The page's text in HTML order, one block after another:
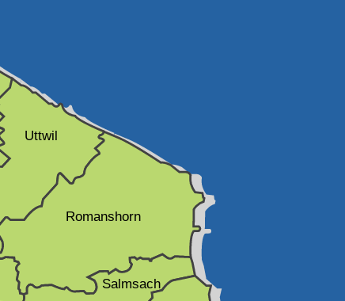
Uttwil
Romanshorn
Salmsach